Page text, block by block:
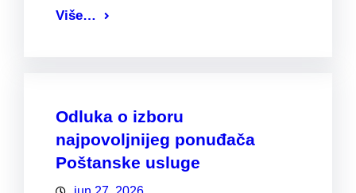
Više…
Odluka o izboru
najpovoljnijeg ponuđača
Poštanske usluge